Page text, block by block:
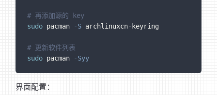
# 再添加源的 key
sudo pacman -S archlinuxcn-keyring
# 更新软件列表
sudo pacman -Syy
界面配置：